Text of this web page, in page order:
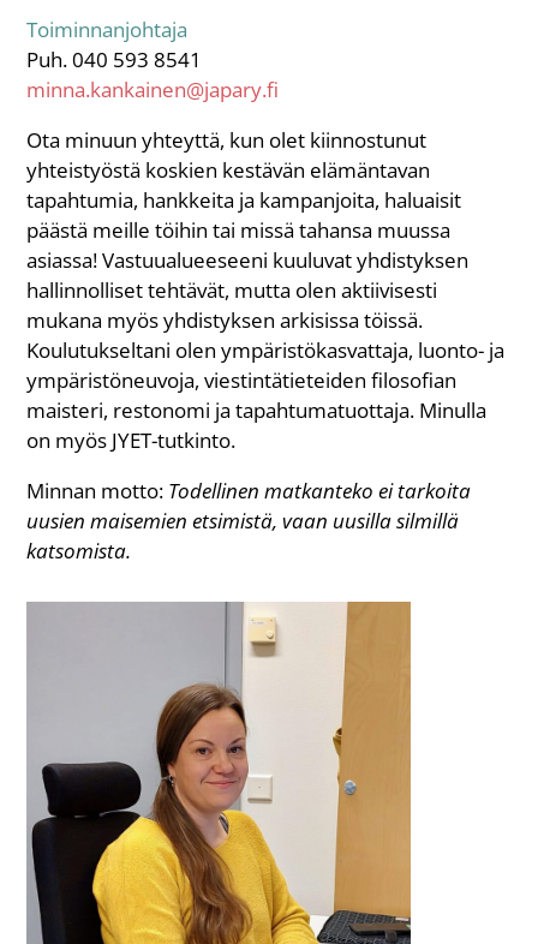
Toiminnanjohtaja
Puh. 040 593 8541
minna.kankainen@japary.fi
Ota minuun yhteyttä, kun olet kiinnostunut
yhteistyöstä koskien kestävän elämäntavan
tapahtumia, hankkeita ja kampanjoita, haluaisit
päästä meille töihin tai missä tahansa muussa
asiassa! Vastuualueeseeni kuuluvat yhdistyksen
hallinnolliset tehtävät, mutta olen aktiivisesti
mukana myös yhdistyksen arkisissa töissä.
Koulutukseltani olen ympäristökasvattaja, luonto- ja
ympäristöneuvoja, viestintätieteiden filosofian
maisteri, restonomi ja tapahtumatuottaja. Minulla
on myös JYET-tutkinto.
Minnan motto: Todellinen matkanteko ei tarkoita
uusien maisemien etsimistä, vaan uusilla silmillä
katsomista.